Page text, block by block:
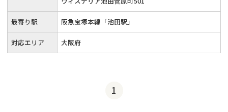
最寄り駅 阪急宝塚本線「池田駅」
対応エリア 大阪府
1